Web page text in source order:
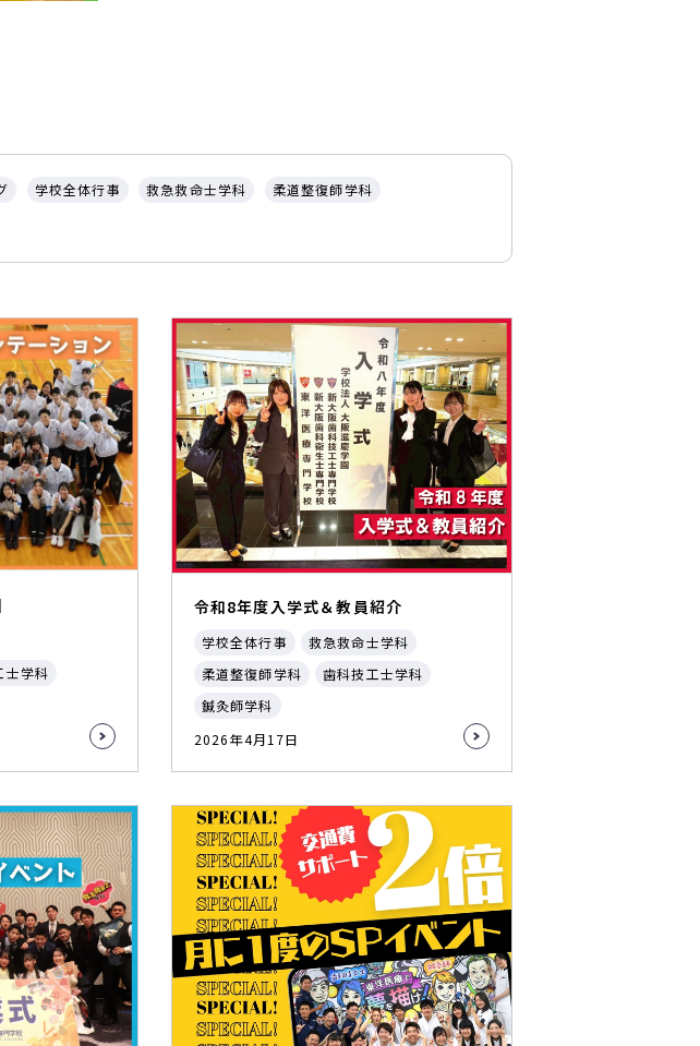
学校全体行事 救急救命士学科
柔道整復師学科
士学科
令和8年度入学式＆教員紹介
学校全体行事
救急救命士学科
柔道整復師学科
歯科技工士学科
鍼灸師学科
2026年4月17日